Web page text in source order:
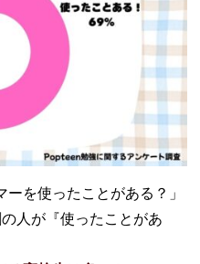
を使ったことがある？」
人が『使ったことがあ